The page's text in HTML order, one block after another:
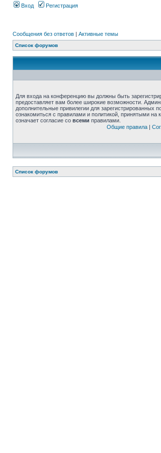
Вход Регистрация
Сообщения без ответов | Активные темы
Список форумов
Для входа на конференцию вы должны быть
предоставляет вам более широкие возможности.
дополнительные привилегии для зарегистрированных
ознакомиться с правилами и политикой, принятыми
означает согласие со всеми правилами.
Общие правила|
Список форумов